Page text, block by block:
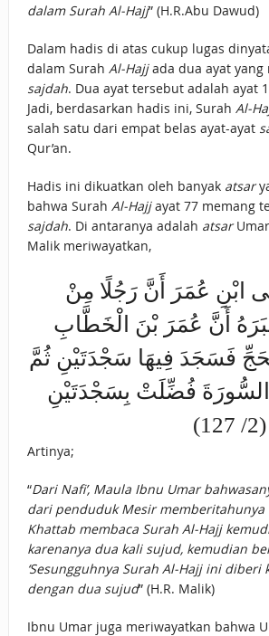
dalam Surah Al-Hajj” (H.R.Abu Dawud)
Dalam hadis di atas cukup lugas
dalam Surah Al-Hajjada dua ayat yang
sajdah. Dua ayat tersebut adalah ayat
Jadi, berdasarkan hadis ini, Surah Al-
salah satu dari empat belas ayat-ayat
Qur’an.
Hadis ini dikuatkan oleh banyak atsar
bahwa Surah Al-Hajjayat 77 memang
sajdah. Di antaranya adalah atsar
Malik meriwayatkan,
ابْنِ عُمَرَ أَنَّ رَجُلًا مِنْ
أَنَّ عُمَرَ بْنَ الْخَطَّابِ
فَسَجَدَ فِيهَا سَجْدَتَيْنِ ثُمَّ
فُضِّلَتْ بِسَجْدَتَيْنِ
Artinya;
“Dari Nafi’, Maula Ibnu Umar
dari penduduk Mesir memberitahunya
Khattab membaca Surah Al-Hajj
karenanya dua kali sujud, kemudian
‘Sesungguhnya Surah Al-Hajj ini diberi
dengan dua sujud” (H.R. Malik)
Ibnu Umar juga meriwayatkan bahwa